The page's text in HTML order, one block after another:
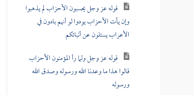
قوله عز وجل يحسبون الأحزاب لم يذهبوا
وإن يأت الأحزاب يودوا لو أنهم بادون في
الأعراب يسئلون عن أنبائكم
قوله عز وجل ولما رأ المؤمنون الأحزاب
قالوا هذا ما وعدنا الله ورسوله وصدق الله
ورسوله